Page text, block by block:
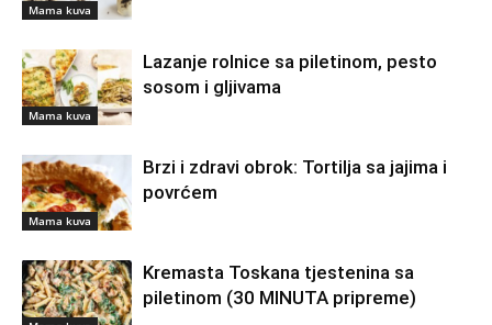
Mama kuva
Mama kuva
Lazanje rolnice sa piletinom, pesto
sosom i gljivama
Mama kuva
Brzi i zdravi obrok: Tortilja sa jajima i
povrćem
Kremasta Toskana tjestenina sa
piletinom (30 MINUTA pripreme)